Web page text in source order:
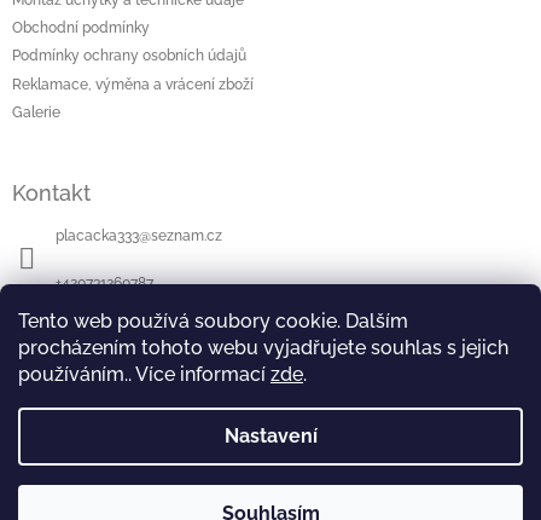
Tento web používá soubory cookie. Dalším
procházením tohoto webu vyjadřujete souhlas s jejich
používáním.. Více informací zde.
Nastavení
Souhlasím
Obchodní podmínky
Podmínky ochrany osobních údajů
Reklamace, výměna a vrácení zboží
Galerie
Kontakt
placacka333@seznam.cz
+420731260787
Najdete nás na Facebooku
Copyright 2026Úchytky Plácačka